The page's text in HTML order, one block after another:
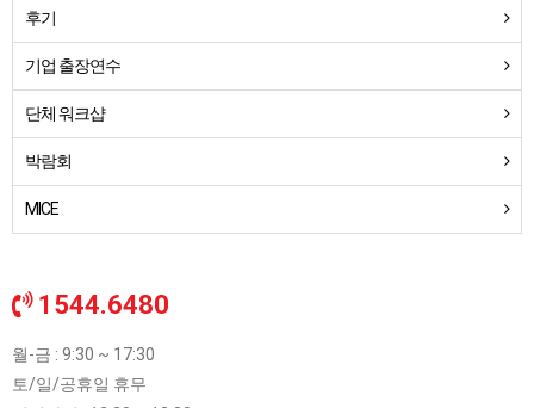
후기
기업 출장연수
단체 워크샵
박람회
MICE
1544.6480
월-금 : 9:30 ~ 17:30
토/일/공휴일 휴무